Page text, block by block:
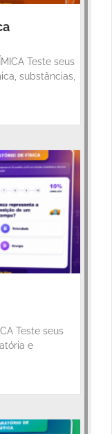
Teste seus
substâncias,
Teste seus
e